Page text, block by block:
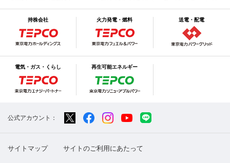
持株会社 火力発電・燃料 送電・配電
電気・ガス・くらし 再生可能エネルギー
公式アカウント：
サイトマップ サイトのご利用にあたって